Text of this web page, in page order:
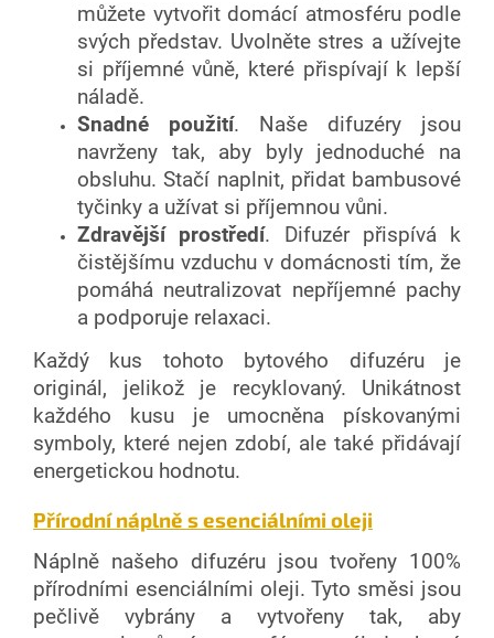
můžete vytvořit domácí atmosféru podle
svých představ. Uvolněte stres a užívejte
si příjemné vůně, které přispívají k lepší
náladě.
Snadné použití. Naše difuzéry jsou
navrženy tak, aby byly jednoduché na
obsluhu. Stačí naplnit, přidat bambusové
tyčinky a užívat si příjemnou vůni.
Zdravější prostředí. Difuzér přispívá k
čistějšímu vzduchu v domácnosti tím, že
pomáhá neutralizovat nepříjemné pachy
a podporuje relaxaci.
Každý kus tohoto bytového difuzéru je
originál, jelikož je recyklovaný. Unikátnost
každého kusu je umocněna pískovanými
symboly, které nejen zdobí, ale také přidávají
energetickou hodnotu.
Přírodní náplně s esenciálními oleji
Náplně našeho difuzéru jsou tvořeny 100%
přírodními esenciálními oleji. Tyto směsi jsou
pečlivě vybrány a vytvořeny tak, aby